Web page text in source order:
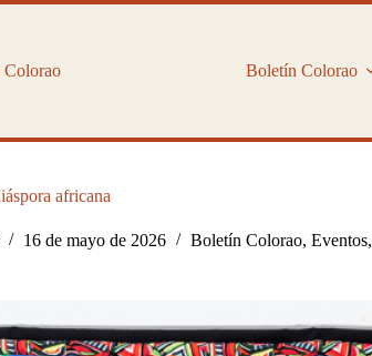
Colorao
Boletín Colorao
africana
16 de mayo de 2026 Boletín Colorao, Eventos,